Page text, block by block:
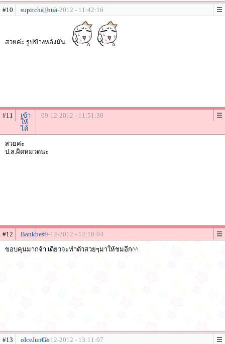
#10 supitcha_bua09-12-2012 - 11:42:16
สวยค่ะ รูปข้างหลังมัน...
#11
เข้า
ให้
ได้
09-12-2012 - 11:51:30
สวยค่ะ
ป.ล.ผิดหมวดนะ
#12 Bankbest09-12-2012 - 12:18:04
ขอบคุนมากจ้า เดียวจะทำตัวสวยๆมาให้ชมอีก^^
#13 oIceJunGo09-12-2012 - 13:11:07